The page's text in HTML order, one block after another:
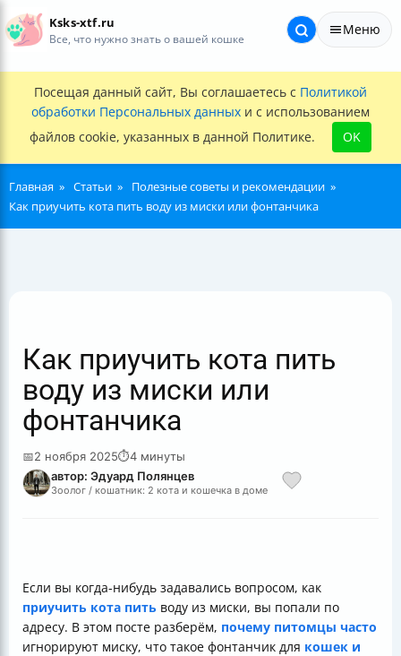
Ksks-xtf.ru
Все, что нужно знать о вашей кошке
Меню
Посещая данный сайт, Вы соглашаетесь с Политикой
обработки Персональных данных и с использованием
файлов cookie, указанных в данной Политике.
OK
Главная Статьи
Полезные советы и рекомендации
Как приучить кота пить воду из миски или фонтанчика
Как приучить кота пить
воду из миски или
фонтанчика
📅2 ноября 2025⏱4 минуты
автор: Эдуард Полянцев
Зоолог / кошатник: 2 кота и кошечка в доме
Если вы когда-нибудь задавались вопросом, как
приучить кота пить воду из миски, вы попали по
адресу. В этом посте разберём, почему питомцы часто
игнорируют миску, что такое фонтанчик для кошек и